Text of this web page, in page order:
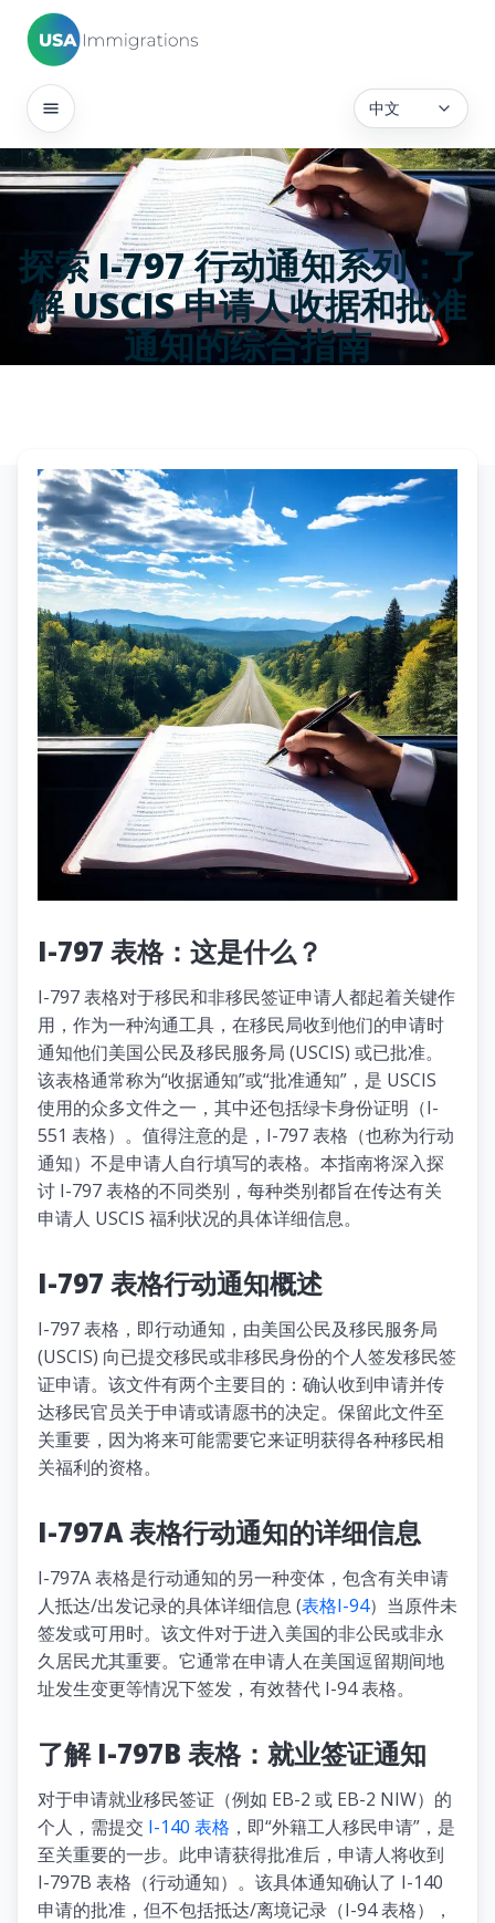
中文
探索 I-797 行动通知系列：了
解 USCIS 申请人收据和批准
通知的综合指南
I-797 表格：这是什么？
I-797 表格对于移民和非移民签证申请人都起着关键作
用，作为一种沟通工具，在移民局收到他们的申请时
通知他们美国公民及移民服务局 (USCIS) 或已批准。
该表格通常称为“收据通知”或“批准通知”，是 USCIS
使用的众多文件之一，其中还包括绿卡身份证明（I-
551 表格）。值得注意的是，I-797 表格（也称为行动
通知）不是申请人自行填写的表格。本指南将深入探
讨 I-797 表格的不同类别，每种类别都旨在传达有关
申请人 USCIS 福利状况的具体详细信息。
I-797 表格行动通知概述
I-797 表格，即行动通知，由美国公民及移民服务局
(USCIS) 向已提交移民或非移民身份的个人签发移民签
证申请。该文件有两个主要目的：确认收到申请并传
达移民官员关于申请或请愿书的决定。保留此文件至
关重要，因为将来可能需要它来证明获得各种移民相
关福利的资格。
I-797A 表格行动通知的详细信息
I-797A 表格是行动通知的另一种变体，包含有关申请
人抵达/出发记录的具体详细信息 (表格I-94）当原件未
签发或可用时。该文件对于进入美国的非公民或非永
久居民尤其重要。它通常在申请人在美国逗留期间地
址发生变更等情况下签发，有效替代 I-94 表格。
了解 I-797B 表格：就业签证通知
对于申请就业移民签证（例如 EB-2 或 EB-2 NIW）的
个人，需提交 I-140 表格 ，即“外籍工人移民申请”，是
至关重要的一步。此申请获得批准后，申请人将收到
I-797B 表格（行动通知）。该具体通知确认了 I-140
申请的批准，但不包括抵达/离境记录（I-94 表格），